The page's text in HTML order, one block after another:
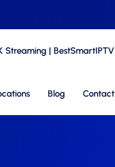
Streaming | BestSmartIPTV
Blog Contact